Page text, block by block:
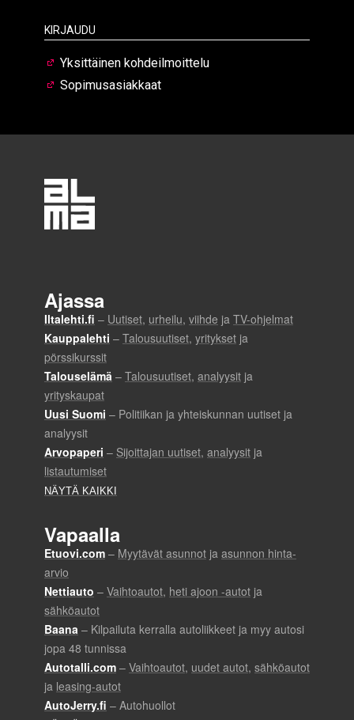
Kirjaudu
Yksittäinen kohdeilmoittelu
Sopimusasiakkaat